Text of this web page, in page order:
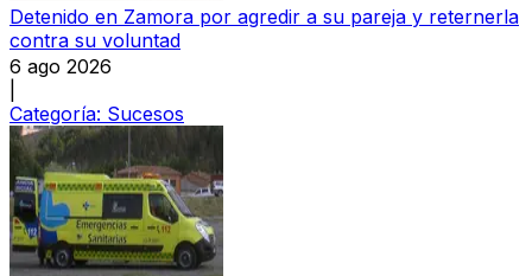
Detenido en Zamora por agredir a su pareja y reternerla
contra su voluntad
6 ago 2026
Categoría: Sucesos